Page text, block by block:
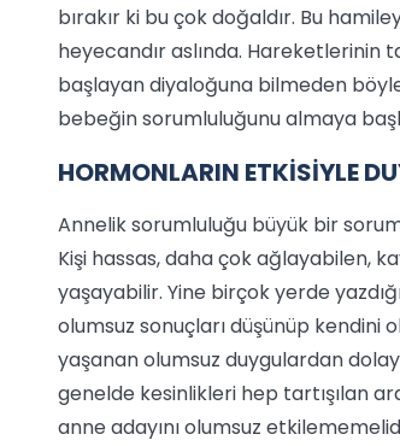
bırakır ki bu çok doğaldır. Bu
heyecandır aslında. Hareketlerinin
başlayan diyaloğuna bilmeden
bebeğin sorumluluğunu almaya
HORMONLARIN ETKİSİYLE
Annelik sorumluluğu büyük bir
Kişi hassas, daha çok ağlayabilen,
yaşayabilir. Yine birçok yerde
olumsuz sonuçları düşünüp kendini
yaşanan olumsuz duygulardan
genelde kesinlikleri hep tartışılan
anne adayını olumsuz